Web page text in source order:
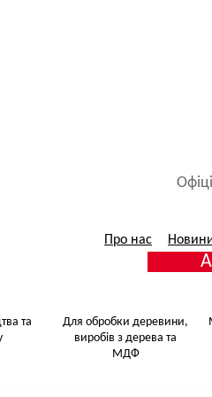
Про нас
та
Для обробки деревини,
виробів з дерева та
МДФ